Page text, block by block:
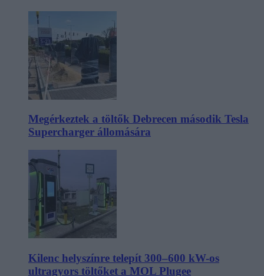
Megérkeztek a töltők Debrecen második Tesla
Supercharger állomására
Kilenc helyszínre telepít 300–600 kW-os
ultragyors töltőket a MOL Plugee